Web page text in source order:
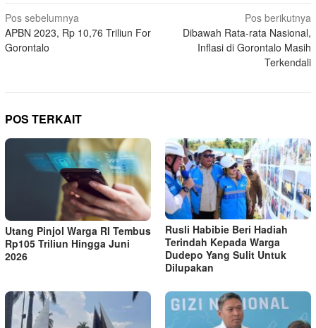
Navigasi
pos
Pos sebelumnya
APBN 2023, Rp 10,76 Triliun For
Gorontalo
Pos berikutnya
Dibawah Rata-rata Nasional,
Inflasi di Gorontalo Masih
Terkendali
POS TERKAIT
Utang Pinjol Warga RI Tembus
Rp105 Triliun Hingga Juni
2026
Rusli Habibie Beri Hadiah
Terindah Kepada Warga
Dudepo Yang Sulit Untuk
Dilupakan